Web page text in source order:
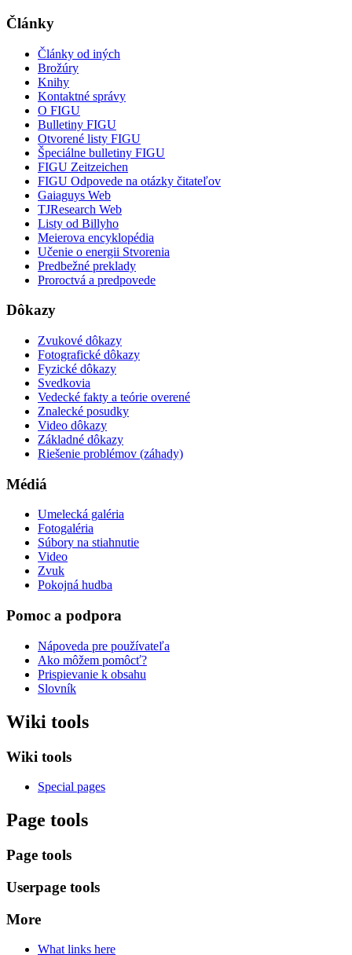
Články
Články od iných
Brožúry
Knihy
Kontaktné správy
O FIGU
Bulletiny FIGU
Otvorené listy FIGU
Špeciálne bulletiny FIGU
FIGU Zeitzeichen
FIGU Odpovede na otázky čitateľov
Gaiaguys Web
TJResearch Web
Listy od Billyho
Meierova encyklopédia
Učenie o energii Stvorenia
Predbežné preklady
Proroctvá a predpovede
Dôkazy
Zvukové dôkazy
Fotografické dôkazy
Fyzické dôkazy
Svedkovia
Vedecké fakty a teórie overené
Znalecké posudky
Video dôkazy
Základné dôkazy
Riešenie problémov (záhady)
Médiá
Umelecká galéria
Fotogaléria
Súbory na stiahnutie
Video
Zvuk
Pokojná hudba
Pomoc a podpora
Nápoveda pre používateľa
Ako môžem pomôcť?
Prispievanie k obsahu
Slovník
Wiki tools
Wiki tools
Special pages
Page tools
Page tools
Userpage tools
More
What links here